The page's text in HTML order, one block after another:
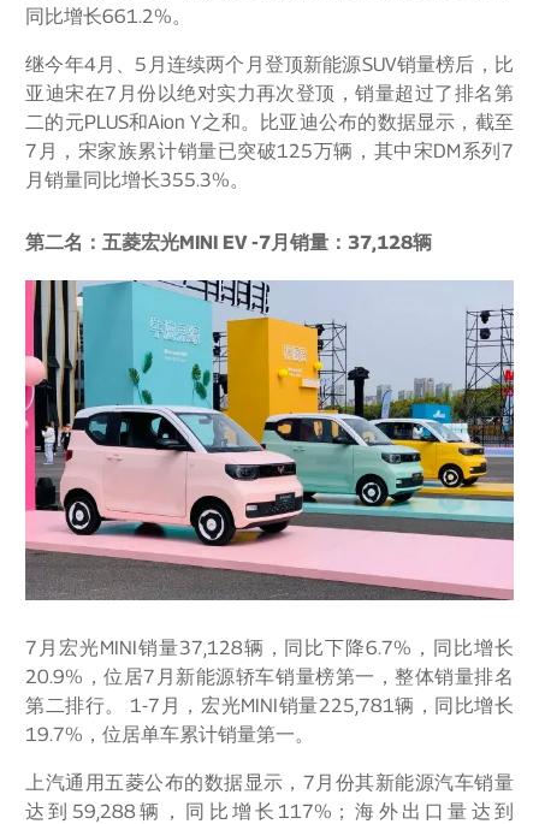
同比增长661.2%。
继今年4月、5月连续两个月登顶新能源SUV销量榜后，比
亚迪宋在7月份以绝对实力再次登顶，销量超过了排名第
二的元PLUS和Aion Y之和。比亚迪公布的数据显示，截至
7月，宋家族累计销量已突破125万辆，其中宋DM系列7
月销量同比增长355.3%。
第二名：五菱宏光MINI EV -7月销量：37,128辆
7月宏光MINI销量37,128辆，同比下降6.7%，同比增长
20.9%，位居7月新能源轿车销量榜第一，整体销量排名
第二排行。 1-7月，宏光MINI销量225,781辆，同比增长
19.7%，位居单车累计销量第一。
上汽通用五菱公布的数据显示，7月份其新能源汽车销量
达到59,288辆，同比增长117%；海外出口量达到